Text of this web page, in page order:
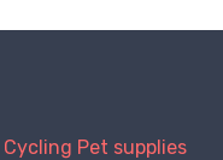
Cycling Pet supplies